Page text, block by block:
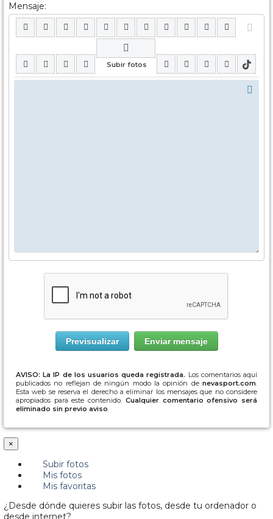
Mensaje:
AVISO: La IP de los usuarios queda registrada. Los comentarios aquí
publicados no reflejan de ningún modo la opinión de nevasport.com.
Esta web se reserva el derecho a eliminar los mensajes que no considere
apropiados para este contenido. Cualquier comentario ofensivo será
eliminado sin previo aviso.
×
Subir fotos
Mis fotos
Mis favoritas
¿Desde dónde quieres subir las fotos, desde tu ordenador o
desde internet?